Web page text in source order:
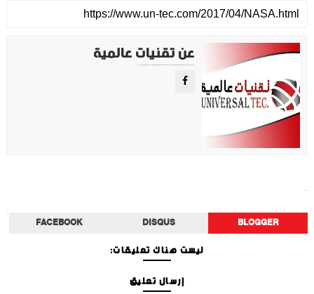
عن تقنيات عالمية
BLOGGER
DISQUS
FACEBOOK
ليست هناك تعليقات:
إرسال تعليق